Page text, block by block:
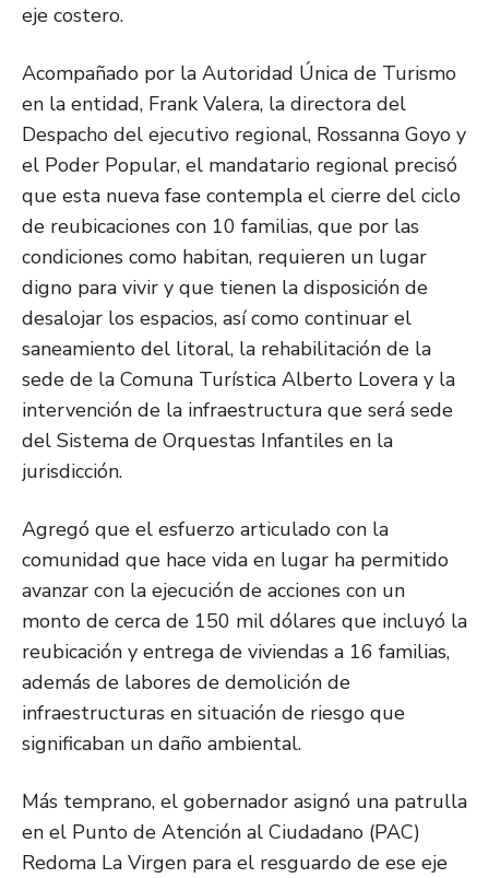
eje costero.
Acompañado por la Autoridad Única de Turismo
en la entidad, Frank Valera, la directora del
Despacho del ejecutivo regional, Rossanna Goyo y
el Poder Popular, el mandatario regional precisó
que esta nueva fase contempla el cierre del ciclo
de reubicaciones con 10 familias, que por las
condiciones como habitan, requieren un lugar
digno para vivir y que tienen la disposición de
desalojar los espacios, así como continuar el
saneamiento del litoral, la rehabilitación de la
sede de la Comuna Turística Alberto Lovera y la
intervención de la infraestructura que será sede
del Sistema de Orquestas Infantiles en la
jurisdicción.
Agregó que el esfuerzo articulado con la
comunidad que hace vida en lugar ha permitido
avanzar con la ejecución de acciones con un
monto de cerca de 150 mil dólares que incluyó la
reubicación y entrega de viviendas a 16 familias,
además de labores de demolición de
infraestructuras en situación de riesgo que
significaban un daño ambiental.
Más temprano, el gobernador asignó una patrulla
en el Punto de Atención al Ciudadano (PAC)
Redoma La Virgen para el resguardo de ese eje